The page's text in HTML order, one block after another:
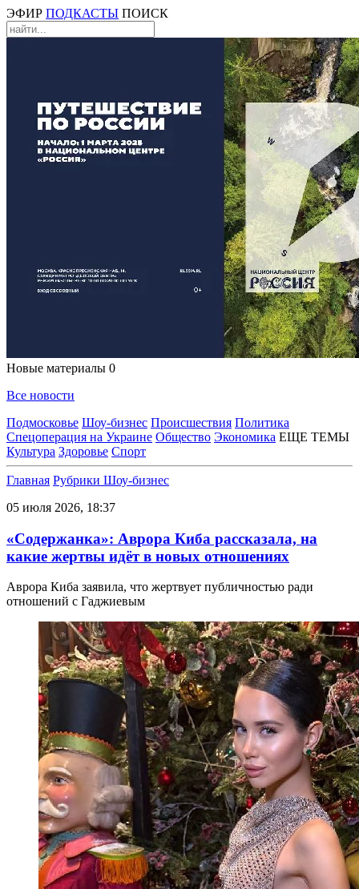
ЭФИР ПОДКАСТЫ ПОИСК
Новые материалы 0
Все новости
Подмосковье Шоу-бизнес Происшествия Политика
Спецоперация на Украине Общество Экономика ЕЩЕ ТЕМЫ
Культура Здоровье Спорт
Главная Рубрики Шоу-бизнес
05 июля 2026, 18:37
«Содержанка»: Аврора Киба рассказала, на
какие жертвы идёт в новых отношениях
Аврора Киба заявила, что жертвует публичностью ради
отношений с Гаджиевым